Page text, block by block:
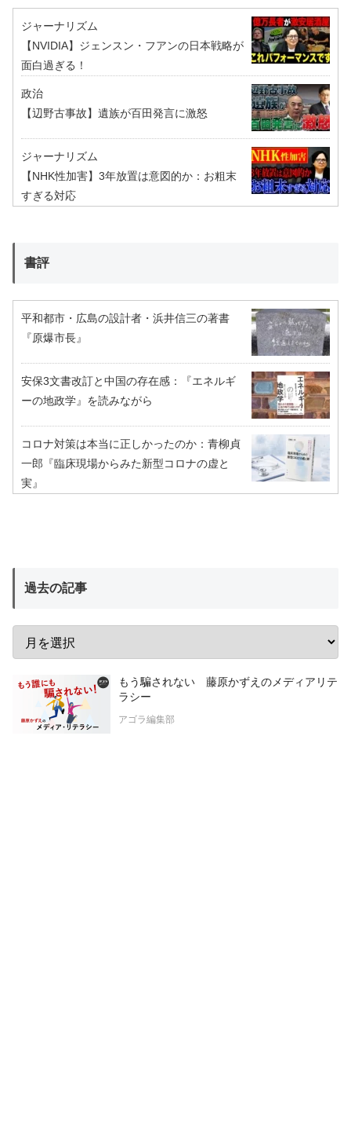
ジャーナリズム
【NVIDIA】ジェンスン・フアンの日本戦略が
面白過ぎる！
政治
【辺野古事故】遺族が百田発言に激怒
ジャーナリズム
【NHK性加害】3年放置は意図的か：お粗末
すぎる対応
書評
平和都市・広島の設計者・浜井信三の著書
『原爆市長』
安保3文書改訂と中国の存在感：『エネルギ
ーの地政学』を読みながら
コロナ対策は本当に正しかったのか：青柳貞
一郎『臨床現場からみた新型コロナの虚と
実』
過去の記事
もう騙されない 藤原かずえのメディアリテ
ラシー
アゴラ編集部